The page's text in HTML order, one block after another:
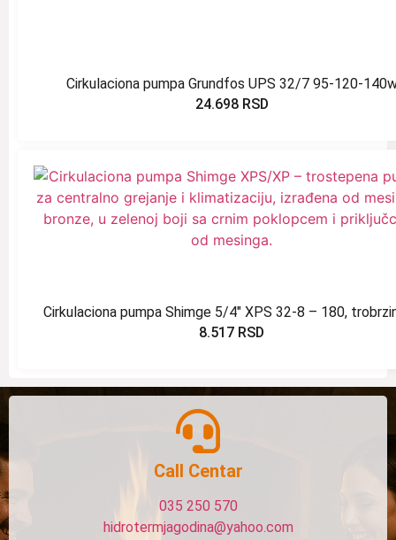
Cirkulaciona pumpa Grundfos UPS 32/7 95-120-
24.698 RSD
Cirkulaciona pumpa Shimge 5/4″ XPS 32-8 – 180,
8.517 RSD
Call Centar
035 250 570
hidrotermjagodina@yahoo.com